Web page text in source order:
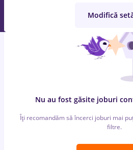
Nu au fost găsite joburi
Îți recomandăm să încerci joburi mai
filtre.
Modifică